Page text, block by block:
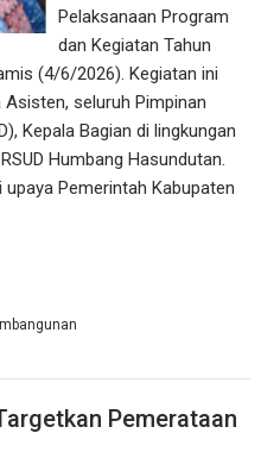
Pelaksanaan Program
dan Kegiatan Tahun
(4/6/2026). Kegiatan ini
seluruh Pimpinan
Kepala Bagian di lingkungan
Humbang Hasundutan.
Pemerintah Kabupaten
Pemerataan